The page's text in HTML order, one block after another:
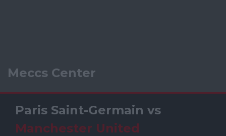
Meccs Center
Paris Saint-Germain vs
Manchester United